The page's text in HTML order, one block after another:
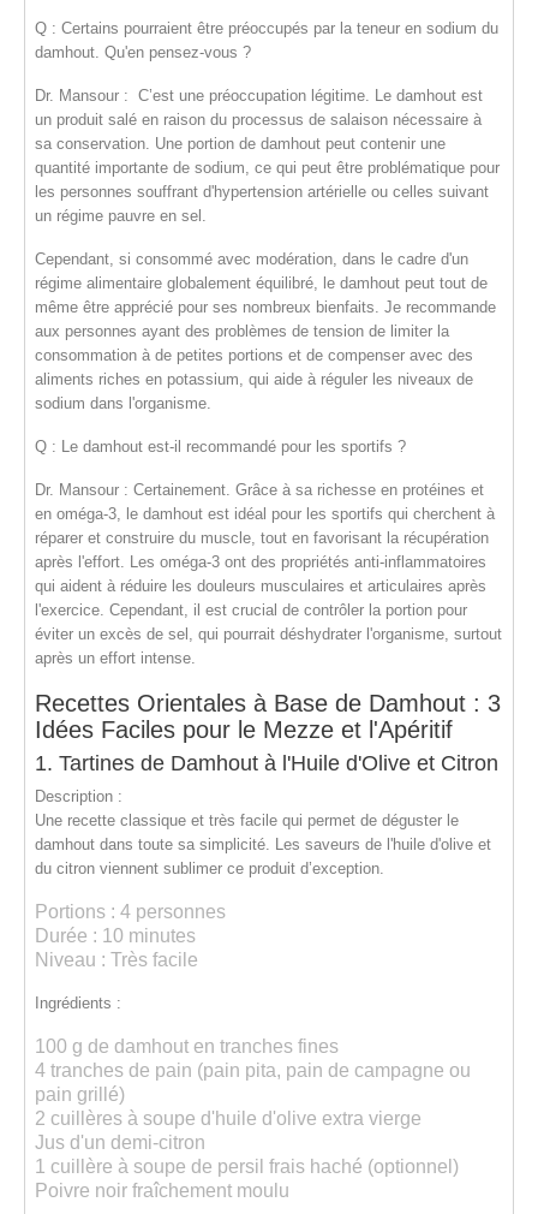
Q : Certains pourraient être préoccupés par la teneur en sodium du
damhout. Qu'en pensez-vous ?
Dr. Mansour :C’est une préoccupation légitime. Ledamhout est
un produit salé en raison du processus de salaison nécessaire à
sa conservation. Une portion de damhout peut contenir une
quantité importante de sodium, ce qui peut être problématique pour
les personnes souffrant d'hypertension artérielle ou celles suivant
un régime pauvre en sel.
Cependant, si consommé avec modération, dans le cadre d'un
régime alimentaire globalement équilibré, le damhout peut tout de
même être apprécié pour ses nombreux bienfaits. Je recommande
aux personnes ayant des problèmes de tension de limiter la
consommation à de petites portions et de compenser avec des
aliments riches en potassium, qui aide à réguler les niveaux de
sodium dans l'organisme.
Q : Le damhout est-il recommandé pour les sportifs ?
Dr. Mansour :Certainement. Grâce à sa richesse en protéines et
enoméga-3, le damhout est idéal pour les sportifs qui cherchent à
réparer et construire du muscle, tout en favorisant la récupération
après l'effort. Les oméga-3 ont des propriétés anti-inflammatoires
qui aident à réduire les douleurs musculaires et articulaires après
l'exercice. Cependant, il est crucial de contrôler la portion pour
éviter un excès de sel, qui pourrait déshydrater l'organisme, surtout
après un effort intense.
Recettes Orientales à Base de Damhout : 3
Idées Faciles pour le Mezze et l'Apéritif
1. Tartines de Damhout à l'Huile d'Olive et Citron
Description :
Une recette classique et très facile qui permet de déguster le
damhout dans toute sa simplicité. Les saveurs de l'huile d'olive et
du citron viennent sublimer ce produit d’exception.
Portions : 4 personnes
Durée : 10 minutes
Niveau : Très facile
Ingrédients :
100 g de damhout en tranches fines
4 tranches de pain (pain pita, pain de campagne ou
pain grillé)
2 cuillères à soupe d'huile d'olive extra vierge
Jus d'un demi-citron
1 cuillère à soupe de persil frais haché (optionnel)
Poivre noir fraîchement moulu